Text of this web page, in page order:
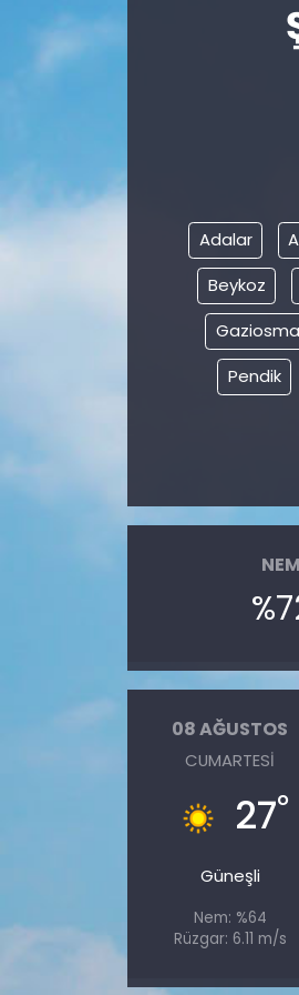
Adalar
Beykoz
Pendik
NEM
08 AĞUSTOS
CUMARTESI
27°
Güneşli
Nem: %64
Rüzgar: 6.11 m/s
Gündem
Kültür Sanat
Nöbetçi Eczaneler